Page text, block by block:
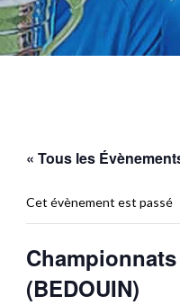
« Tous les
Cet évènement est passé
(BEDOUIN)